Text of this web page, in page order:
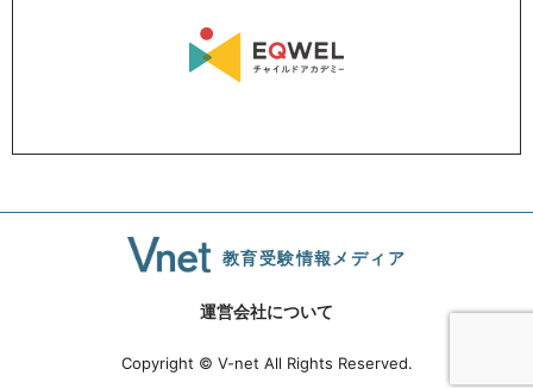
教育受験情報メディア
運営会社について
Copyright © V-net All Rights Reserved.